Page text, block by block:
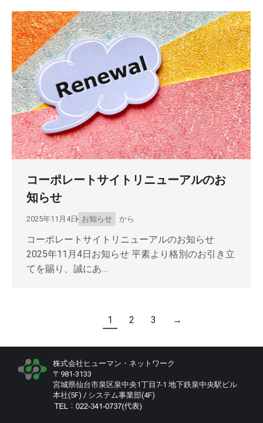
コーポレートサイトリニューアルのお
知らせ
2025年11月4日 お知らせ から
コーポレートサイトリニューアルのお知らせ
2025年11月4日お知らせ 平素より格別のお引き立
てを賜り、誠にあ…
1 2 3 →
株式会社ヒューマン・ネットワーク
〒981-3133
宮城県仙台市泉区泉中央1丁目7-1 地下鉄泉中央駅ビル
本社(5F) / システム事業部(4F)